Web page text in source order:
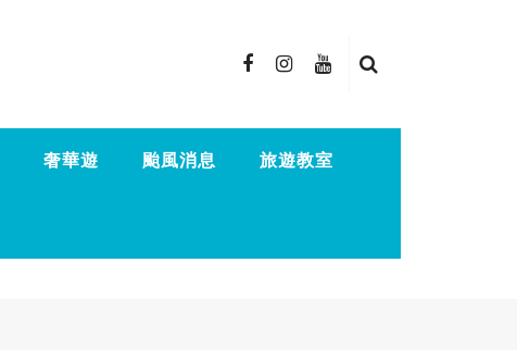
奢華遊 颱風消息 旅遊教室